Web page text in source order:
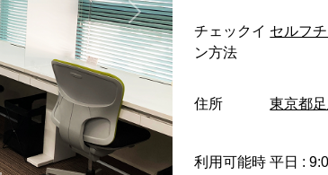
チェックイ
ン方法
セルフ
住所 東京都
利用可能時 平日 :